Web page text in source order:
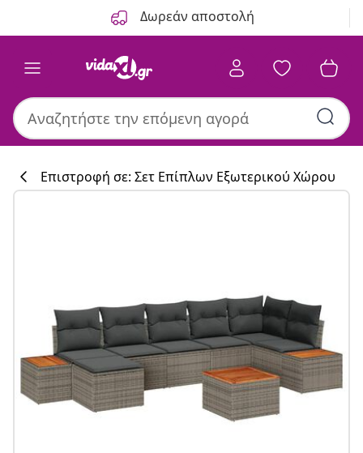
Δωρεάν αποστολή
#sharemevidaxl
Επιστροφή σε: Σετ Επίπλων Εξωτερικού Χώρου